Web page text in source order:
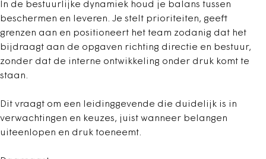
In de bestuurlijke dynamiek houd je balans tussen
beschermen en leveren. Je stelt prioriteiten, geeft
grenzen aan en positioneert het team zodanig dat het
bijdraagt aan de opgaven richting directie en bestuur,
zonder dat de interne ontwikkeling onder druk komt te
staan.
Dit vraagt om een leidinggevende die duidelijk is in
verwachtingen en keuzes, juist wanneer belangen
uiteenlopen en druk toeneemt.